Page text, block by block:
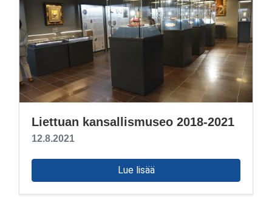
Liettuan kansallismuseo 2018-2021
12.8.2021
Lue lisää